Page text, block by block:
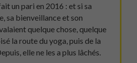
un pari en 2016 : et si sa
sa bienveillance et son
quelque chose, quelque
la route du yoga, puis de la
elle ne les a plus lâchés.